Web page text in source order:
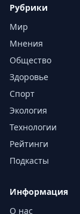
Рубрики
Мир
Мнения
Общество
Здоровье
Спорт
Экология
Технологии
Рейтинги
Подкасты
Информация
О нас